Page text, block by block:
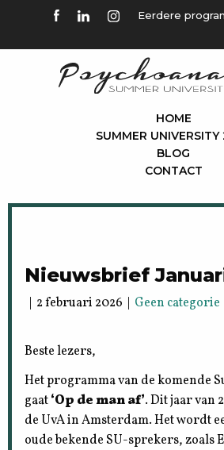
Eerdere
HOME
SUMMER
BLOG
CONTACT
Nieuwsbrief
| 2 februari 2026 | Geen categorie
Beste lezers,
Het programma van de komende
gaat‘Op de man af’. Dit jaar van
de UvA in Amsterdam. Het wordt
oude bekende SU-sprekers, zoals